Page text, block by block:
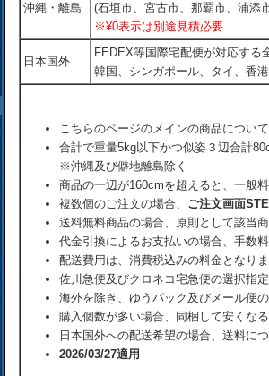
沖縄・離島
(石垣市、宮古市、那覇市、浦添
※¥0表示は別途見積必要
日本国外
FEDEX等国際宅配便が対応す
韓国、シンガポール、タイ、香
こちらのページのメインの商品につい
合計で重量5kg以下かつ似姿３辺合計
※沖縄及び僻地離島除く
商品の一辺が160cmを超えると、一般
複数個のご注文の場合、 ご注文画面
送料無料商品の場合、原則として該当
代金引換によるお支払いの場合、手数
配送費用は、消費税込みの料金となり
佐川急便及びクロネコ宅急便の選択指
海外を除き、ゆうパック及びメール便
購入個数が多い場合、同梱して安くな
日本国外への配送希望の場合、送料に
2026/03/27適用